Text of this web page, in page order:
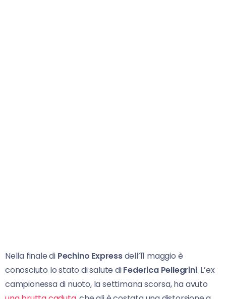
Nella finale di Pechino Expressdell’11 maggio è
conosciuto lo stato di salute diFederica Pellegrini. L’ex
campionessa di nuoto, la settimana scorsa, ha avuto